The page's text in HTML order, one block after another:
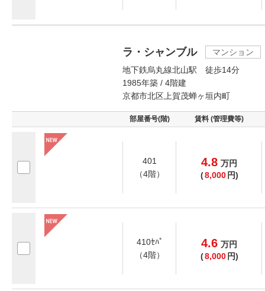
ラ・シャンブル
マンション
地下鉄烏丸線北山駅 徒歩14分
1985年築 / 4階建
京都市北区上賀茂蝉ヶ垣内町
部屋番号(階) 賃料 (管理費等)
401
（4階）
4.8 万円
(8,000 円)
410ｾﾊﾟ
（4階）
4.6 万円
(8,000 円)